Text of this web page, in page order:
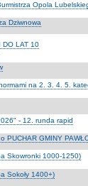
Opola
Dziwnowa
DO LAT 10
na 2. 3. 4. 5.
- 12. runda rapid
PUCHAR GMINY
Skowronki 1000-1250)
Sokoły 1400+)